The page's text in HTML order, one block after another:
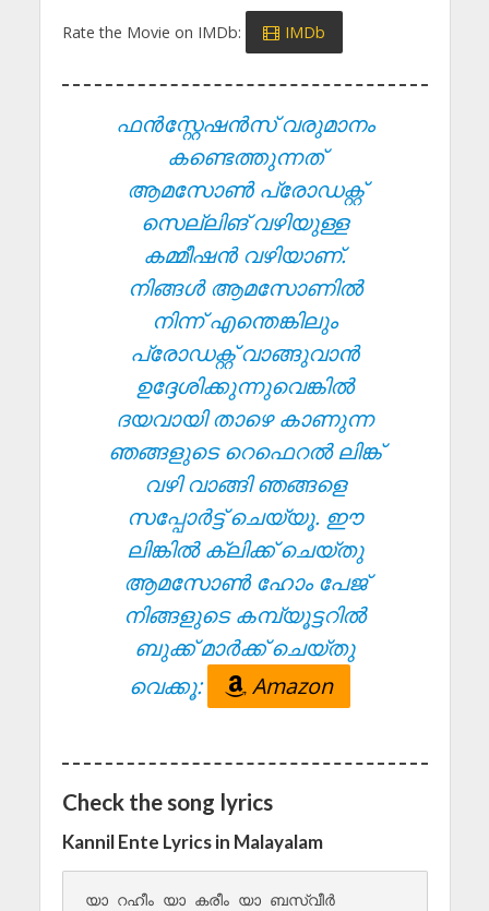
Rate the Movie on IMDb: IMDb
ഫൻസ്റ്റേഷൻസ് വരുമാനം
കണ്ടെത്തുന്നത്
ആമസോൺ പ്രോഡക്റ്റ്
സെല്ലിങ് വഴിയുള്ള
കമ്മീഷൻ വഴിയാണ്.
നിങ്ങൾ ആമസോണിൽ
നിന്ന് എന്തെങ്കിലും
പ്രോഡക്റ്റ് വാങ്ങുവാൻ
ഉദ്ദേശിക്കുന്നുവെങ്കിൽ
ദയവായി താഴെ കാണുന്ന
ഞങ്ങളുടെ റെഫെറൽ ലിങ്ക്
വഴി വാങ്ങി ഞങ്ങളെ
സപ്പോർട്ട് ചെയ്യൂ. ഈ
ലിങ്കിൽ ക്ലിക്ക് ചെയ്തു
ആമസോൺ ഹോം പേജ്
നിങ്ങളുടെ കമ്പ്യൂട്ടറിൽ
ബുക്ക് മാർക്ക് ചെയ്തു
വെക്കൂ:
Amazon
Check the song lyrics
Kannil Ente Lyrics in Malayalam
യാ റഹീം യാ കരീം യാ ബസ്വീർ